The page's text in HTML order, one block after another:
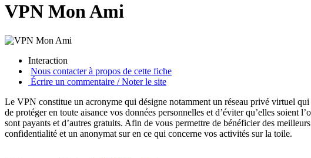
VPN Mon Ami
Interaction
Nous contacter à propos de cette fiche
Écrire un commentaire / Noter le site
Le VPN constitue un acronyme qui désigne notamment un réseau privé virtuel
de protéger en toute aisance vos données personnelles et d’éviter qu’elles
sont payants et d’autres gratuits. Afin de vous permettre de bénéficier des
confidentialité et un anonymat sur en ce qui concerne vos activités sur la toile.